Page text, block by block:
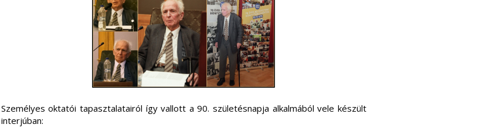
Személyes oktatói tapasztalatairól így vallott a 90. születésnapja alkalmából vele készült
interjúban: